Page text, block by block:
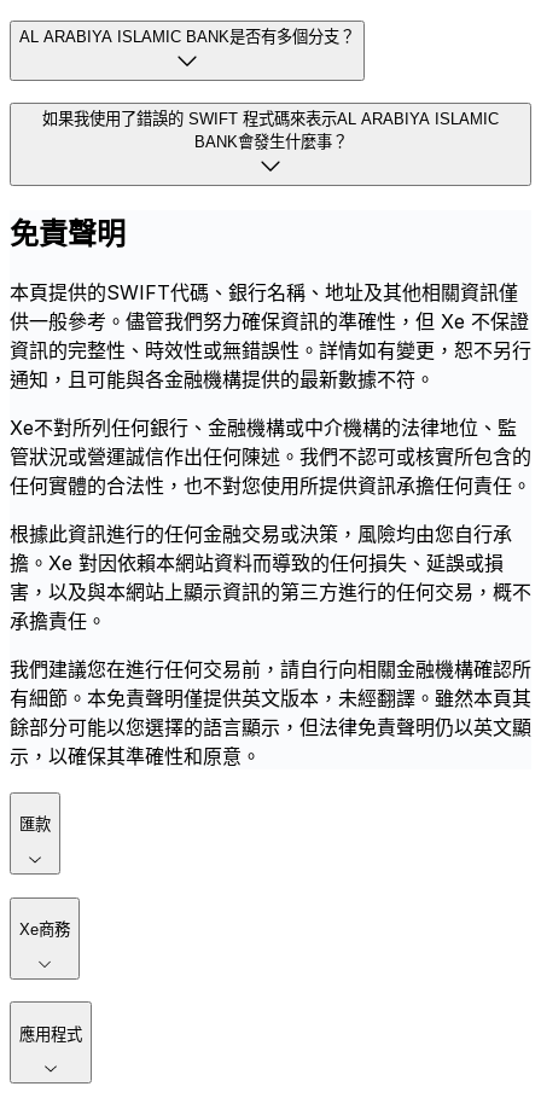
AL ARABIYA ISLAMIC BANK是否有多個分支？
如果我使用了錯誤的 SWIFT 程式碼來表示AL ARABIYA ISLAMIC
BANK會發生什麼事？
免責聲明
本頁提供的SWIFT代碼、銀行名稱、地址及其他相關資訊僅
供一般參考。儘管我們努力確保資訊的準確性，但 Xe 不保證
資訊的完整性、時效性或無錯誤性。詳情如有變更，恕不另行
通知，且可能與各金融機構提供的最新數據不符。
Xe不對所列任何銀行、金融機構或中介機構的法律地位、監
管狀況或營運誠信作出任何陳述。我們不認可或核實所包含的
任何實體的合法性，也不對您使用所提供資訊承擔任何責任。
根據此資訊進行的任何金融交易或決策，風險均由您自行承
擔。Xe 對因依賴本網站資料而導致的任何損失、延誤或損
害，以及與本網站上顯示資訊的第三方進行的任何交易，概不
承擔責任。
我們建議您在進行任何交易前，請自行向相關金融機構確認所
有細節。本免責聲明僅提供英文版本，未經翻譯。雖然本頁其
餘部分可能以您選擇的語言顯示，但法律免責聲明仍以英文顯
示，以確保其準確性和原意。
匯款
Xe商務
應用程式